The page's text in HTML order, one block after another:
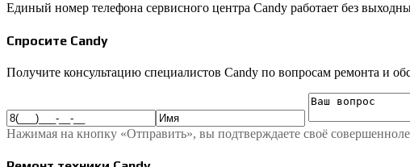
Единый номер телефона сервисного центра Candy работает без
Спросите Candy
Получите консультацию специалистов Candy по вопросам ремонта и
Нажимая на кнопку «Отправить», вы подтверждаете своё